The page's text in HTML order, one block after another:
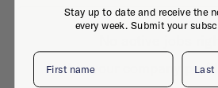
Is this your company
Stay up to date and receive the
every week. Submit your
First name Last